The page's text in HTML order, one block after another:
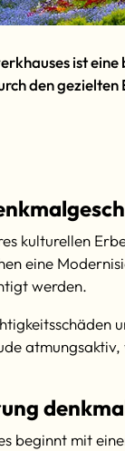
ist
den
kulturellen
eine
werden.
beginnt mit